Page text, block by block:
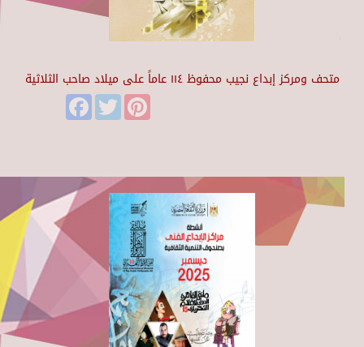
متحف ومركز إبداع نجيب محفوظ ١١٤ عاماً على ميلاد صاحب الثلاثية
FacebookTwitter